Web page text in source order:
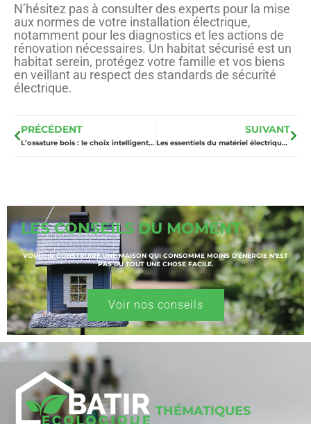
N’hésitez pas à consulter des experts pour la mise
aux normes de votre installation électrique,
notamment pour les diagnostics et les actions de
rénovation nécessaires. Un habitat sécurisé est un
habitat serein, protégez votre famille et vos biens
en veillant au respect des standards de sécurité
électrique.
PRÉCÉDENT
L’ossature bois : le choix intelligent pour une maison confortable et éco-responsable
SUIVANT
Les essentiels du matériel électrique pour votre maison
LES CONSEILS DU MOMENT
VOULOIR CONSTRUIRE UNE MAISON QUI CONSOMME MOINS D’ÉNERGIE N’EST
PAS DU TOUT UNE CHOSE FACILE.
Voir nos conseils
THÉMATIQUES